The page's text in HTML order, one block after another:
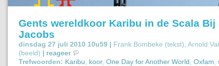
Gents wereldkoor Karibu in de Scala Bij
Jacobs
dinsdag 27 juli 2010 10u59 | Frank Bombeke (tekst), Arnold
(beeld) | reageer
Trefwoorden: Karibu koor, One Day for Another World Oxfam